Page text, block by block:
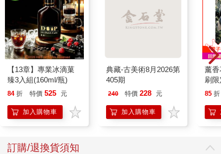
【13章】專業冰滴菓
臻3入組(160ml/瓶)
84 折 特價 525 元
加入購物車
典藏-古美術8月2026第
405期
240 特價 228 元
加入購物車
薰
刷
85 折
訂購/退換貨須知